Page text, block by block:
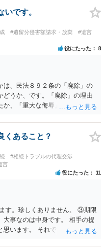
「面会は出来ない。俺は携帯電
食事に毒が入っている」「体
かったです。 当時の診療記
して 弁護士に面談で相談された
です。
#遺留分侵害額請求・放棄
#遺言
役にたった 8
は、民法８９２条の「廃除」の
うか、です。「廃除」の理由
か、「重大な侮辱」を受けた
９３条）。 弁護士に具体的な事
か、実際に法律相談を受けるこ
くあること？
#相続トラブルの代理交渉
言
役にたった 11
す。珍しくありません。 ③期限
大事なのは中身です。 相手の提
思います。 それでもあなた有利